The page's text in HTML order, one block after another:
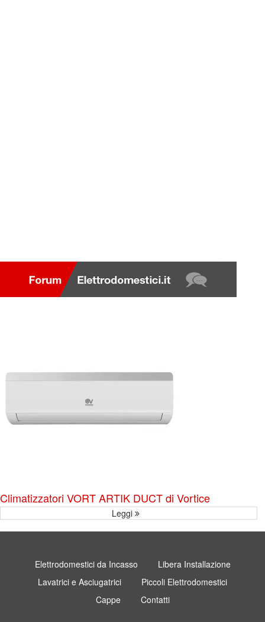
Climatizzatori VORT ARTIK DUCT di Vortice
Leggi
Elettrodomestici da Incasso
Libera Installazione
Lavatrici e Asciugatrici
Piccoli Elettrodomestici
Cappe
Contatti